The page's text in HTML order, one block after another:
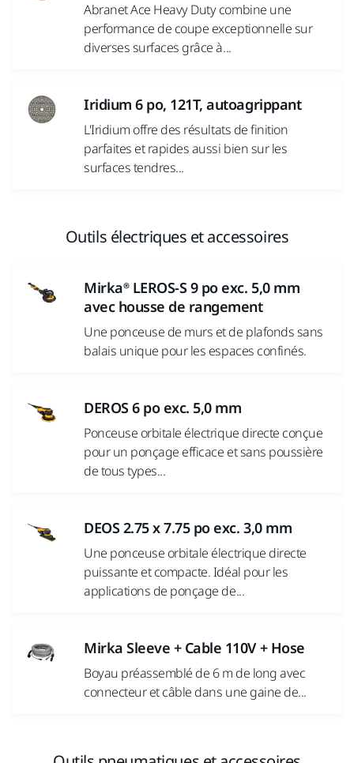
Abranet Ace Heavy Duty combine une
performance de coupe exceptionnelle sur
diverses surfaces grâce à...
Iridium 6 po, 121T, autoagrippant
L'Iridium offre des résultats de finition
parfaites et rapides aussi bien sur les
surfaces tendres...
Outils électriques et accessoires
Mirka® LEROS-S 9 po exc. 5,0 mm
avec housse de rangement
Une ponceuse de murs et de plafonds sans
balais unique pour les espaces confinés.
DEROS 6 po exc. 5,0 mm
Ponceuse orbitale électrique directe conçue
pour un ponçage efficace et sans poussière
de tous types...
DEOS 2.75 x 7.75 po exc. 3,0 mm
Une ponceuse orbitale électrique directe
puissante et compacte. Idéal pour les
applications de ponçage de...
Mirka Sleeve + Cable 110V + Hose
Boyau préassemblé de 6 m de long avec
connecteur et câble dans une gaine de...